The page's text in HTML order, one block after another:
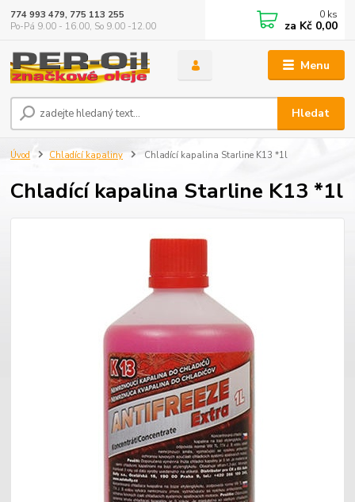
Menu
Hledat
774 993 479, 775 113 255
Po-Pá 9.00 - 16.00, So 9.00 -12.00
0 ks
za Kč 0,00
Úvod Chladící kapaliny Chladící kapalina Starline K13 *1l
Chladící kapalina Starline K13 *1l